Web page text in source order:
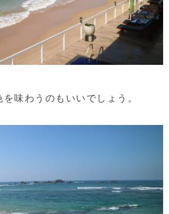
味わうのもいいでしょう。